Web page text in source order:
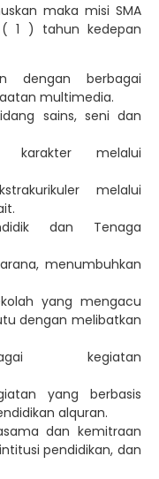
maka misi SMA
1 ) tahun kedepan
dengan berbagai
multimedia.
sains, seni dan
karakter melalui
melalui
dan Tenaga
menumbuhkan
yang mengacu
dengan melibatkan
kegiatan
yang berbasis
alquran.
dan kemitraan
pendidikan, dan